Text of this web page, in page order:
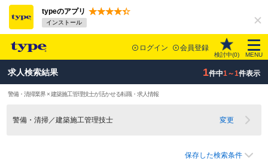
typeのアプリ
インストール
ログイン 会員登録
検討中(0) MENU
求人検索結果 1件中1～1件表示
警備・清掃業界 × 建築施工管理技士が活かせる転職・求人情報
警備・清掃／建築施工管理技士 変更
保存した検索条件